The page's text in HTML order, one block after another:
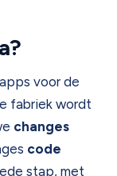
voor de
fabriek wordt
changes
code
stap, met